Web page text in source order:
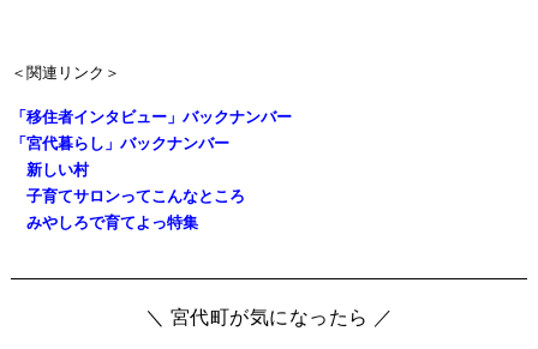
＜関連リンク＞
「移住者インタビュー」バックナンバー
「宮代暮らし」バックナンバー
新しい村
子育てサロンってこんなところ
みやしろで育てよっ特集
＼ 宮代町が気になったら ／